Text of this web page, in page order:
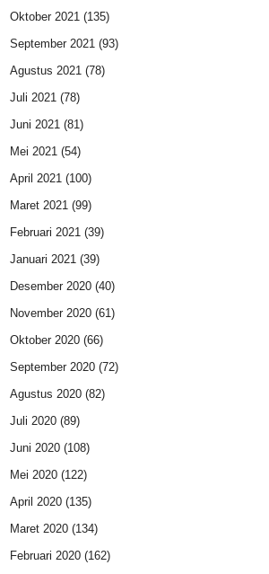
Oktober 2021 (135)
September 2021 (93)
Agustus 2021 (78)
Juli 2021 (78)
Juni 2021 (81)
Mei 2021 (54)
April 2021 (100)
Maret 2021 (99)
Februari 2021 (39)
Januari 2021 (39)
Desember 2020(40)
November 2020(61)
Oktober 2020(66)
September 2020(72)
Agustus 2020(82)
Juli 2020(89)
Juni 2020(108)
Mei 2020(122)
April 2020(135)
Maret 2020(134)
Februari 2020(162)